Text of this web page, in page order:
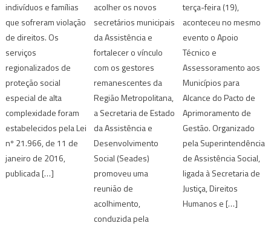
indivíduos e famílias
que sofreram violação
de direitos. Os
serviços
regionalizados de
proteção social
especial de alta
complexidade foram
estabelecidos pela Lei
nº 21.966, de 11 de
janeiro de 2016,
publicada […]
acolher os novos
secretários municipais
da Assistência e
fortalecer o vínculo
com os gestores
remanescentes da
Região Metropolitana,
a Secretaria de Estado
da Assistência e
Desenvolvimento
Social (Seades)
promoveu uma
reunião de
acolhimento,
conduzida pela
terça-feira (19),
aconteceu no mesmo
evento o Apoio
Técnico e
Assessoramento aos
Municípios para
Alcance do Pacto de
Aprimoramento de
Gestão. Organizado
pela Superintendência
de Assistência Social,
ligada à Secretaria de
Justiça, Direitos
Humanos e […]